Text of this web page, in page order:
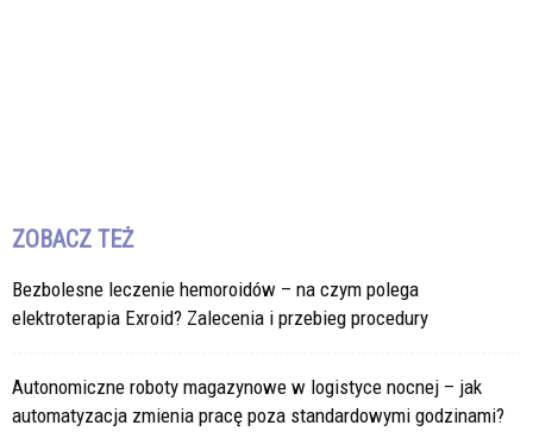
ZOBACZ TEŻ
Bezbolesne leczenie hemoroidów – na czym polega
elektroterapia Exroid? Zalecenia i przebieg procedury
Autonomiczne roboty magazynowe w logistyce nocnej – jak
automatyzacja zmienia pracę poza standardowymi godzinami?